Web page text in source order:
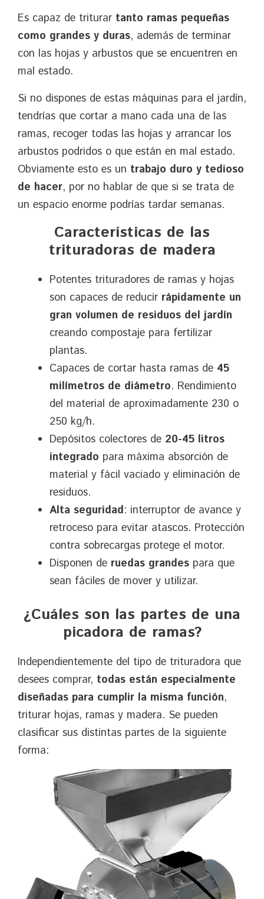
Es capaz de triturar tanto ramas pequeñas
como grandes y duras, además de terminar
con las hojas y arbustos que se encuentren en
mal estado.
Si no dispones de estas máquinas para el jardín,
tendrías que cortar a mano cada una de las
ramas, recoger todas las hojas y arrancar los
arbustos podridos o que están en mal estado.
Obviamente esto es un trabajo duro y tedioso
de hacer, por no hablar de que si se trata de
un espacio enorme podrías tardar semanas.
Características de las
trituradoras de madera
Potentes trituradores de ramas y hojas
son capaces de reducir rápidamente un
gran volumen de residuos del jardín
creando compostaje para fertilizar
plantas.
Capaces de cortar hasta ramas de 45
milímetros de diámetro. Rendimiento
del material de aproximadamente 230 o
250 kg/h.
Depósitos colectores de 20-45 litros
integrado para máxima absorción de
material y fácil vaciado y eliminación de
residuos.
Alta seguridad: interruptor de avance y
retroceso para evitar atascos. Protección
contra sobrecargas protege el motor.
Disponen de ruedas grandes para que
sean fáciles de mover y utilizar.
¿Cuáles son las partes de una
picadora de ramas?
Independientemente del tipo de trituradora que
desees comprar, todas están especialmente
diseñadas para cumplir la misma función,
triturar hojas, ramas y madera. Se pueden
clasificar sus distintas partes de la siguiente
forma: